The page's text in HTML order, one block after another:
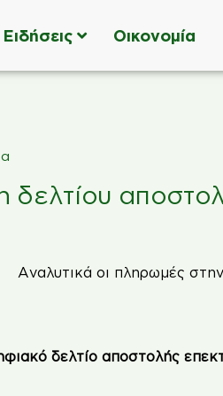
Ειδήσεις Οικονομία
δελτίου
δελτίο αποστολής